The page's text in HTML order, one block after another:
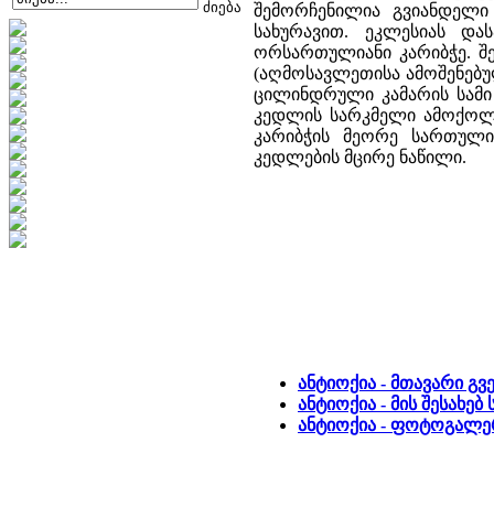
შემორჩენილია
სახურავით. ეკლესიას
ორსართულიანი კარიბჭე.
(აღმოსავლეთისა
ცილინდრული კამარის
კედლის სარკმელი
კარიბჭის მეორე
კედლების მცირე ნაწილი.
ანტიოქია - მთავარი
ანტიოქია - მის
ანტიოქია -